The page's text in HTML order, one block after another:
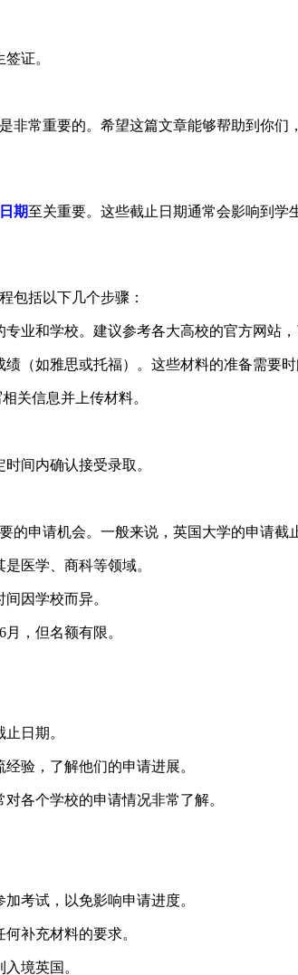
证。
非常重要的。希望这篇文章能够帮助到你
期至关重要。这些截止日期通常会影响到学
包括以下几个步骤：
业和学校。建议参考各大高校的官方网站，
（如雅思或托福）。这些材料的准备需要时
关信息并上传材料。
间内确认接受录取。
的申请机会。一般来说，英国大学的申请截
医学、商科等领域。
因学校而异。
，但名额有限。
日期。
验，了解他们的申请进展。
各个学校的申请情况非常了解。
考试，以免影响申请进度。
补充材料的要求。
境英国。